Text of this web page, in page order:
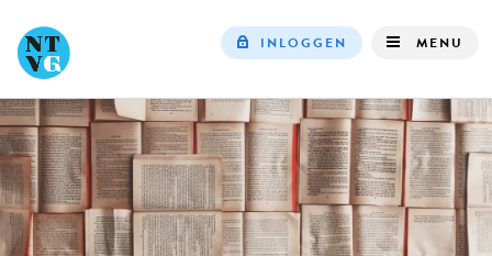
navigation
INLOGGEN MENU